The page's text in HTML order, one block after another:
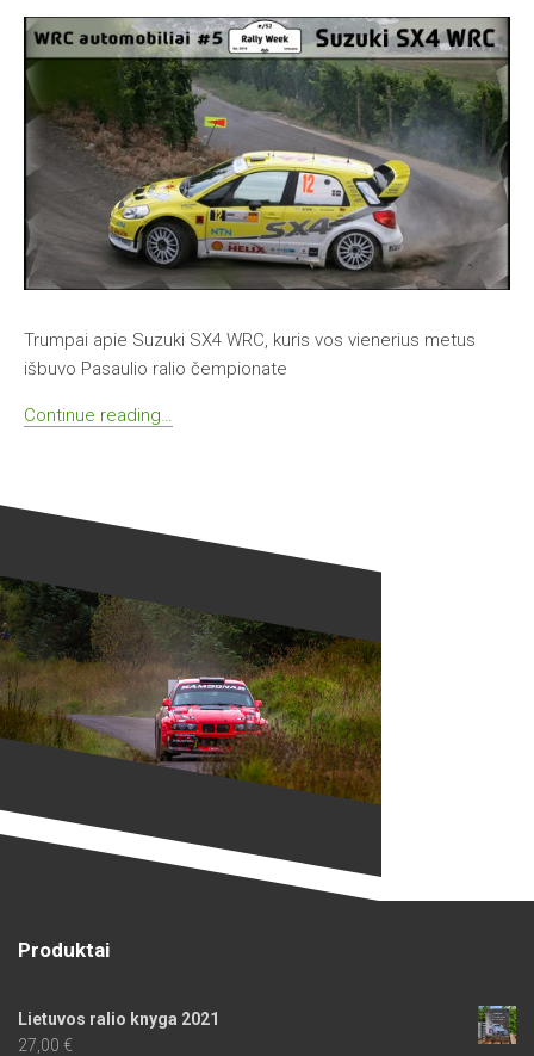
Trumpai apie Suzuki SX4 WRC, kuris vos vienerius metus
išbuvo Pasaulio ralio čempionate
Continue reading…
Produktai
Lietuvos ralio knyga 2021
27,00 €